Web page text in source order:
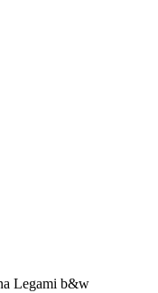
Legami b&w